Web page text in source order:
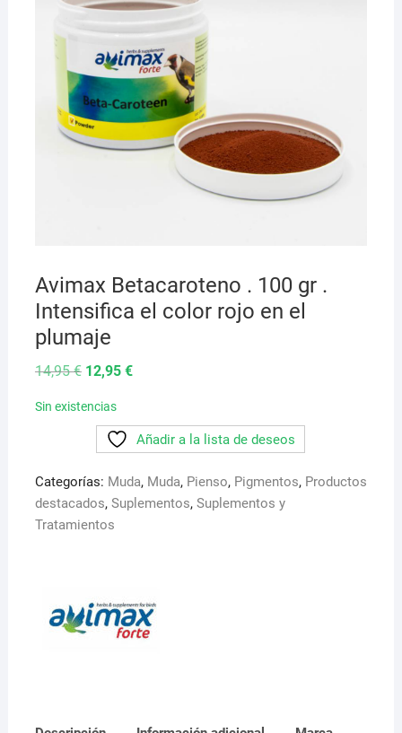
Avimax Betacaroteno . 100 gr .
Intensifica el color rojo en el
plumaje
14,95€ El
precio
era:
14,95 €.
12,95 €El
12,95 €.
Sin existencias
Añadir a la lista de deseos
Categorías: Muda, Muda, Pienso, Pigmentos, Productos
destacados, Suplementos, Suplementos y
Tratamientos